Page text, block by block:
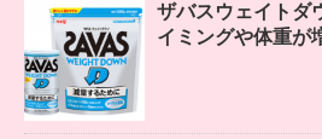
ザバスウェイトダ
イミングや体重が